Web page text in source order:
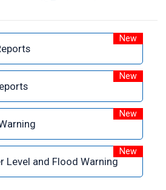
New
New
New
Level and Flood Warning
New